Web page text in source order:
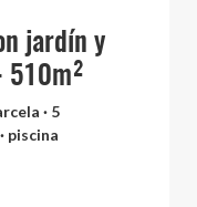
jardín y
510m²
· 5
piscina